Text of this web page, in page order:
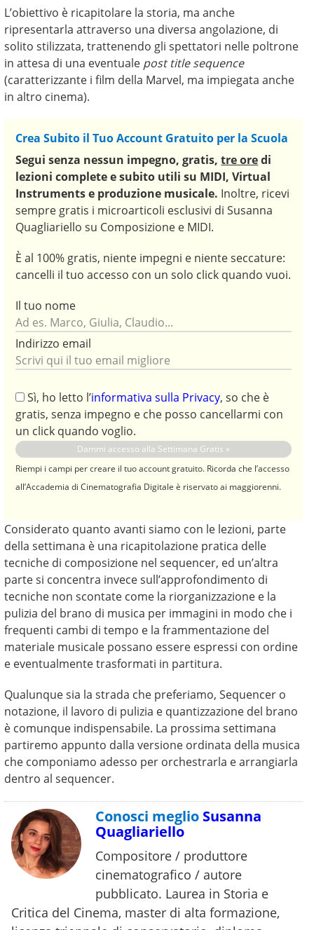
L’obiettivo è ricapitolare la storia, ma anche
ripresentarla attraverso una diversa angolazione, di
solito stilizzata, trattenendo gli spettatori nelle poltrone
in attesa di una eventuale post title sequence
(caratterizzante i film della Marvel, ma impiegata anche
in altro cinema).
Crea Subito il Tuo Account Gratuito per la Scuola
Segui senza nessun impegno,gratis,tre oredi
lezioni complete e subito utili su MIDI, Virtual
Instruments e produzione musicale. Inoltre, ricevi
sempre gratis i microarticoli esclusivi di Susanna
Quagliariello su Composizione e MIDI.
È al 100% gratis, niente impegni e niente seccature:
cancelli il tuo accesso con un solo click quando vuoi.
Il tuo nome
Indirizzo email
Sì, ho letto l’informativa sulla Privacy, so che è
gratis, senza impegno e che posso cancellarmi con
un click quando voglio.
Riempi i campi per creare il tuo account gratuito. Ricorda che l’accesso
all’Accademia di Cinematografia Digitale è riservato ai maggiorenni.
Considerato quanto avanti siamo con le lezioni, parte
della settimana è una ricapitolazione pratica delle
tecniche di composizione nel sequencer, ed un’altra
parte si concentra invece sull’approfondimento di
tecniche non scontate come la riorganizzazione e la
pulizia del brano di musica per immagini in modo che i
frequenti cambi di tempo e la frammentazione del
materiale musicale possano essere espressi con ordine
e eventualmente trasformati in partitura.
Qualunque sia la strada che preferiamo, Sequencer o
notazione, il lavoro di pulizia e quantizzazione del brano
è comunque indispensabile. La prossima settimana
partiremo appunto dalla versione ordinata della musica
che componiamo adesso per orchestrarla e arrangiarla
dentro al sequencer.
Conosci meglio Susanna
Quagliariello
Compositore / produttore
cinematografico / autore
pubblicato. Laurea in Storia e
Critica del Cinema, master di alta formazione,